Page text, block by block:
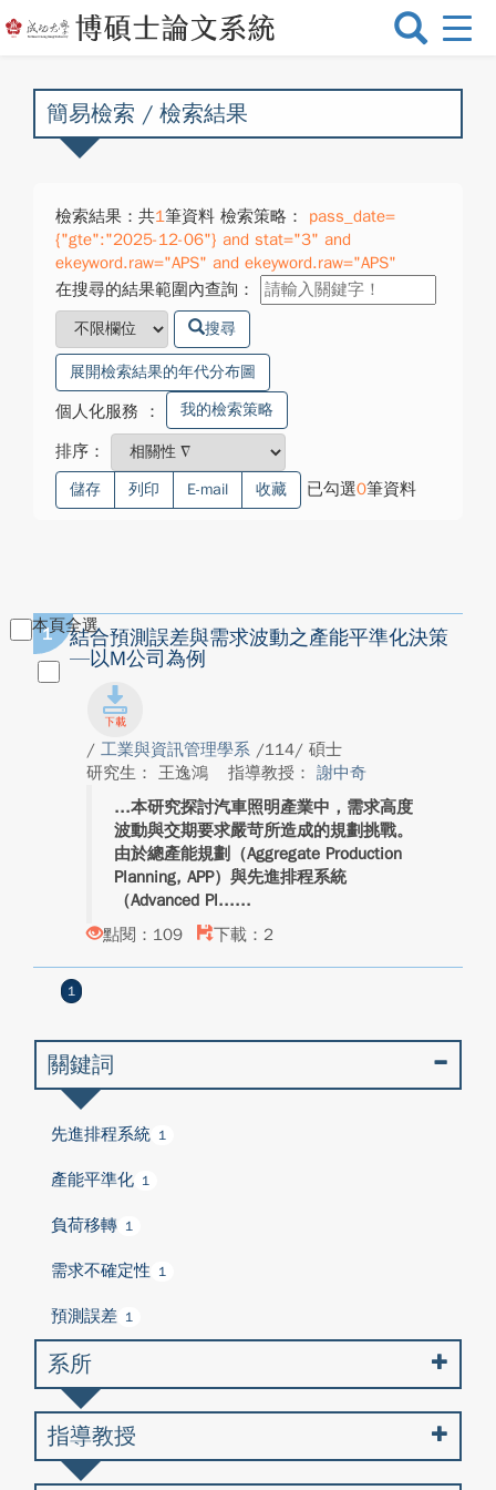
選
換
簡易檢索 / 檢索結果
檢索結果：共1筆資料 檢索策略：
pass_date=
{"gte":"2025-12-06"} and stat="3" and
ekeyword.raw="APS" and ekeyword.raw="APS"
在搜尋的結果範圍內查詢：
搜尋
展開檢索結果的年代分布圖
個人化服務 ： 我的檢索策略
排序：
儲存 列印 E-mail 收藏 已勾選0筆資料
本頁全選
1
結合預測誤差與需求波動之產能平準化決策
—以M公司為例
/ 工業與資訊管理學系 /114/ 碩士
研究生： 王逸鴻
指導教授： 謝中奇
本研究探討汽車照明產業中，需求高度
波動與交期要求嚴苛所造成的規劃挑戰。
由於總產能規劃（Aggregate Production
Planning, APP）與先進排程系統
（Advanced Pl...
點閱：109
下載：2
1
關鍵詞
先進排程系統 1
產能平準化 1
負荷移轉 1
需求不確定性 1
預測誤差 1
系所
指導教授